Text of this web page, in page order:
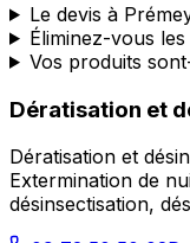
Le devis à
Éliminez-vous
Vos produits
Dératisation et
Dératisation et
Extermination de
désinsectisation,